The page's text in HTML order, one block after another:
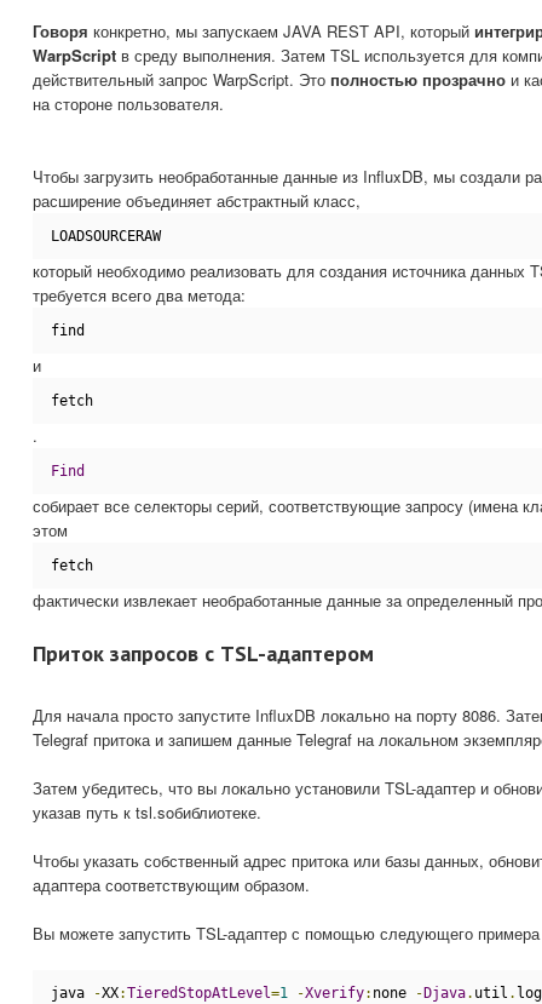
Говоря конкретно, мы запускаем JAVA REST API, который
WarpScript в среду выполнения. Затем TSL используется для
действительный запрос WarpScript. Это полностью прозрачно и
на стороне пользователя.
Чтобы загрузить необработанные данные из InfluxDB, мы создали
расширение объединяет абстрактный класс,
LOADSOURCERAW
который необходимо реализовать для создания источника данных
требуется всего два метода:
find
и
fetch
.
Find
собирает все селекторы серий, соответствующие запросу (имена
этом
fetch
фактически извлекает необработанные данные за определенный
Приток запросов с TSL-адаптером
Для начала просто запустите InfluxDB локально на порту 8086.
Telegraf притока и запишем данные Telegraf на локальном
Затем убедитесь, что вы локально установили TSL-адаптер и
указав путь к tsl.soбиблиотеке.
Чтобы указать собственный адрес притока или базы данных,
адаптера соответствующим образом.
Вы можете запустить TSL-адаптер с помощью следующего
java -XX:TieredStopAtLevel=1 -Xverify: none - Djava. util .